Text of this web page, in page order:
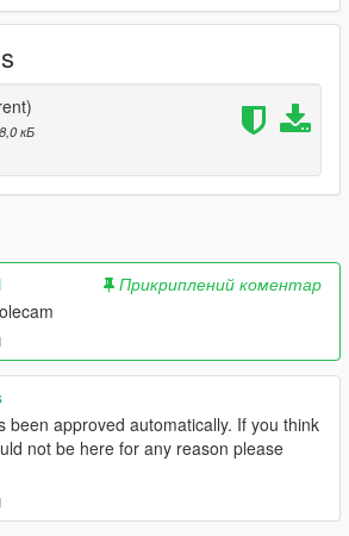
@lasotaaaa for more <3
:) кБ
Прикриплений коментар
been approved automatically. If you think
not be here for any reason please